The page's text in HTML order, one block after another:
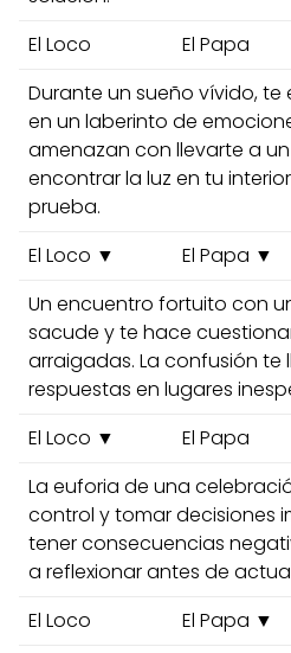
El Loco
El Papa
Durante un sueño vívido,
en un laberinto de
amenazan con llevarte a
encontrar la luz en tu
prueba.
El Loco ▼
El Papa ▼
Un encuentro fortuito con
sacude y te hace
arraigadas. La confusión te
respuestas en lugares
El Loco ▼
El Papa
La euforia de una
control y tomar decisiones
tener consecuencias
a reflexionar antes de
El Loco
El Papa ▼